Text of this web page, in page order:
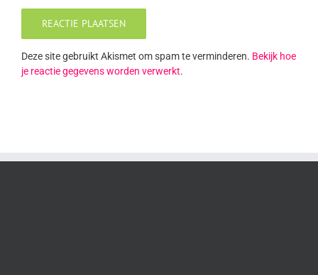
Deze site gebruikt Akismet om spam te verminderen. Bekijk hoe
je reactie gegevens worden verwerkt.